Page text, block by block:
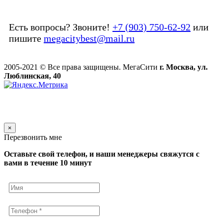
Есть вопросы? Звоните! +7 (903) 750-62-92 или
пишите megacitybest@mail.ru
2005-2021 © Все права защищены. МегаСити г. Москва, ул.
Люблинская, 40
×
Перезвонить мне
Оставьте свой телефон, и наши менеджеры свяжутся с
вами в течение 10 минут